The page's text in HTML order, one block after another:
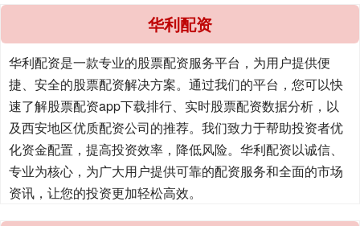
华利配资
华利配资是一款专业的股票配资服务平台，为用户提供便
捷、安全的股票配资解决方案。通过我们的平台，您可以快
速了解股票配资app下载排行、实时股票配资数据分析，以
及西安地区优质配资公司的推荐。我们致力于帮助投资者优
化资金配置，提高投资效率，降低风险。华利配资以诚信、
专业为核心，为广大用户提供可靠的配资服务和全面的市场
资讯，让您的投资更加轻松高效。